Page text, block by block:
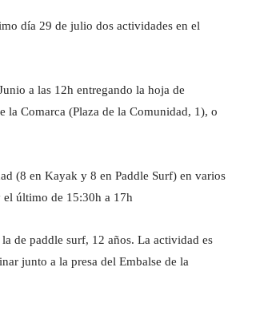
día 29 de julio dos actividades en el
a las 12h entregando la hoja de
Comarca (Plaza de la Comunidad, 1), o
(8 en Kayak y 8 en Paddle Surf) en varios
el último de 15:30h a 17h
de paddle surf, 12 años. La actividad es
junto a la presa del Embalse de la